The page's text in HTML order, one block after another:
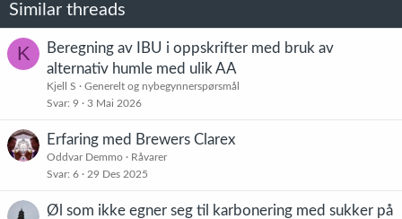
n
e
r
Similar threads
K
Beregning av IBU i oppskrifter med bruk av
alternativ humle med ulik AA
Kjell S
Generelt og nybegynnerspørsmål
Svar 9 3 Mai 2026
Erfaring med Brewers Clarex
Oddvar Demmo
Råvarer
Svar 6 29 Des 2025
Øl som ikke egner seg til karbonering med sukker på